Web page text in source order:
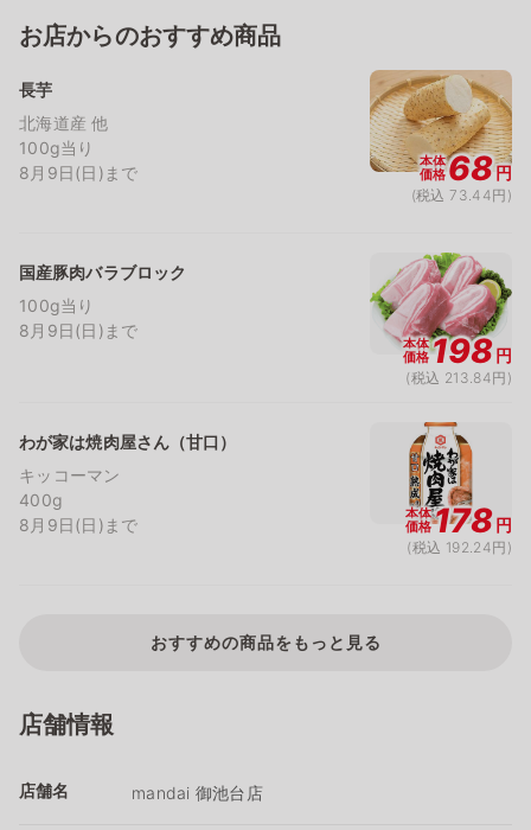
お店からのおすすめ商品
長芋
北海道産 他
100g当り
8月9日(日)まで
本体
価格68円
(税込 73.44円)
国産豚肉バラブロック
100g当り
8月9日(日)まで
本体
価格198円
(税込 213.84円)
わが家は焼肉屋さん（甘口）
キッコーマン
400g
8月9日(日)まで
本体
価格178円
(税込 192.24円)
おすすめの商品をもっと見る
店舗情報
店舗名 mandai 御池台店